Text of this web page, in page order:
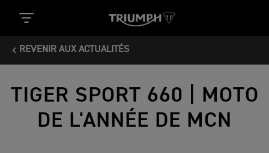
REVENIR AUX ACTUALITÉS
TIGER SPORT 660 | MOTO
DE L'ANNÉE DE MCN